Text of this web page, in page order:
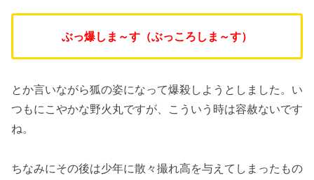
ぶっ爆しま～す（ぶっころしま～す）
とか言いながら狐の姿になって爆殺しようとしました。い
つもにこやかな野火丸ですが、こういう時は容赦ないです
ね。
ちなみにその後は少年に散々撮れ高を与えてしまったもの